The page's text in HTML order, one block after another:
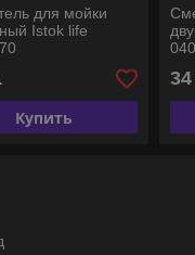
для мойки
Istok life
Купить
34